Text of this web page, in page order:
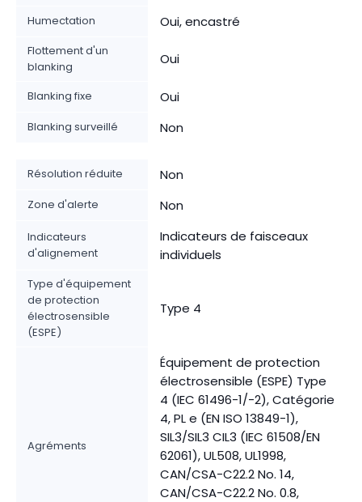
Humectation Oui, encastré
Flottement d'un
blanking
Oui
Blanking fixe Oui
Blanking surveillé Non
Résolution réduite Non
Zone d'alerte Non
Indicateurs
d'alignement
Indicateurs de faisceaux
individuels
Type d'équipement
de protection
électrosensible
(ESPE)
Type 4
Agréments
Équipement de protection
électrosensible (ESPE) Type
4 (IEC 61496-1/-2), Catégorie
4, PL e (EN ISO 13849-1),
SIL3/SIL3 CIL3 (IEC 61508/EN
62061), UL508, UL1998,
CAN/CSA-C22.2 No. 14,
CAN/CSA-C22.2 No. 0.8,